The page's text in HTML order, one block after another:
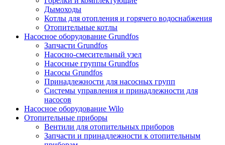
Дымоходы
Котлы для отопления и горячего водоснабжения
Отопительные котлы
Насосное оборудование Grundfos
Запчасти Grundfos
Насосно-смесительный узел
Насосные группы Grundfos
Насосы Grundfos
Принадлежности для насосных групп
Системы управления и принадлежности для
насосов
Насосное оборудование Wilo
Отопительные приборы
Вентили для отопительных приборов
Запчасти и принадлежности к отопительным